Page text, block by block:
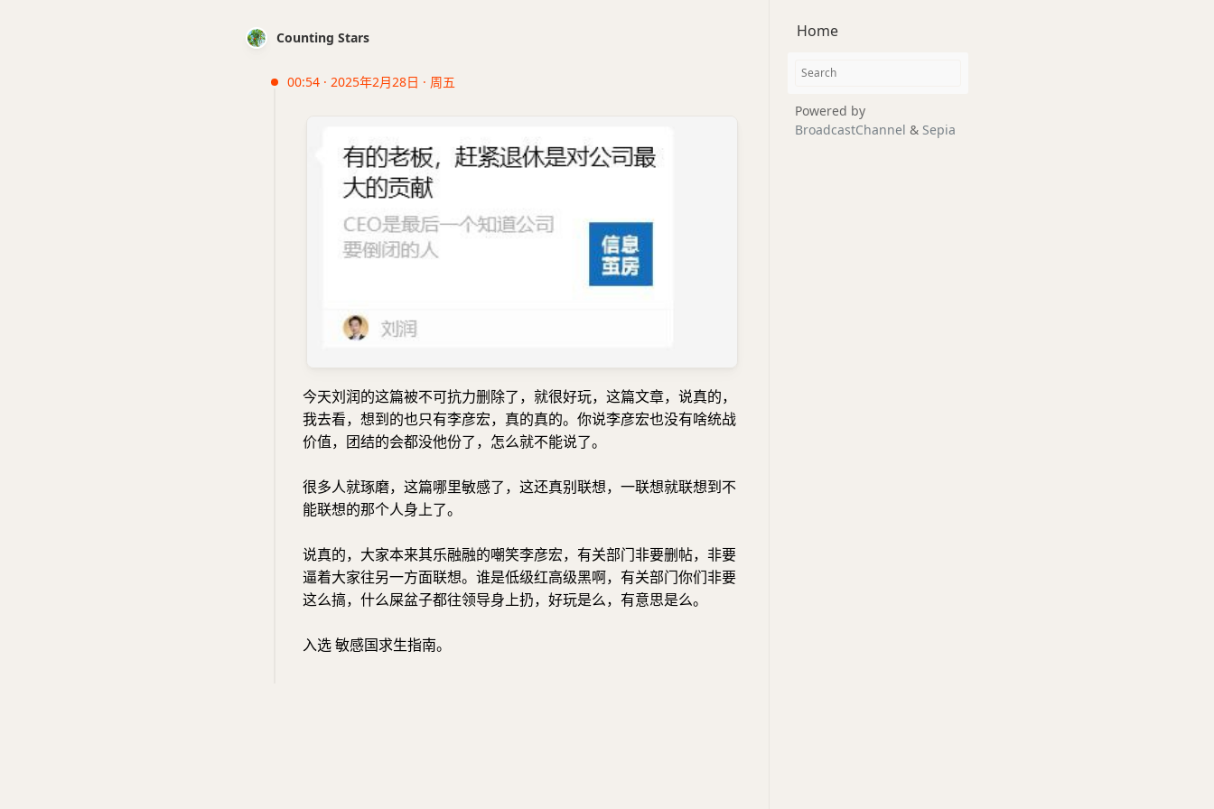
Counting Stars
00:54 · 2025年2月28日 · 周五
今天刘润的这篇被不可抗力删除了，就很好玩，这篇文章，说真的，
我去看，想到的也只有李彦宏，真的真的。你说李彦宏也没有啥统战
价值，团结的会都没他份了，怎么就不能说了。
很多人就琢磨，这篇哪里敏感了，这还真别联想，一联想就联想到不
能联想的那个人身上了。
说真的，大家本来其乐融融的嘲笑李彦宏，有关部门非要删帖，非要
逼着大家往另一方面联想。谁是低级红高级黑啊，有关部门你们非要
这么搞，什么屎盆子都往领导身上扔，好玩是么，有意思是么。
入选 敏感国求生指南。
Home
Powered by
BroadcastChannel & Sepia